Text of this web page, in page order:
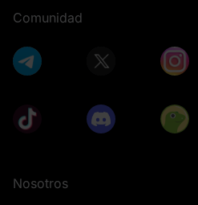
Comunidad
Nosotros